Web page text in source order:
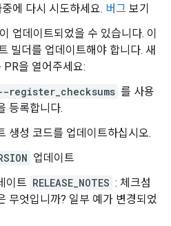
에 다시 시도하세요. 버그 보기
업데이트되었을 수 있습니다. 이
빌더를 업데이트해야 합니다. 새
을 열어주세요:
를 사용
등록합니다.
생성 코드를 업데이트하십시오.
업데이트
이트 RELEASE_NOTES : 체크섬
무엇입니까? 일부 예가 변경되었